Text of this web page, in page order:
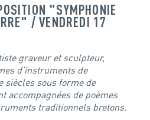
"SYMPHONIE
/ VENDREDI 17
graveur et sculpteur,
d’instruments de
siècles sous forme de
accompagnées de poèmes
traditionnels bretons.